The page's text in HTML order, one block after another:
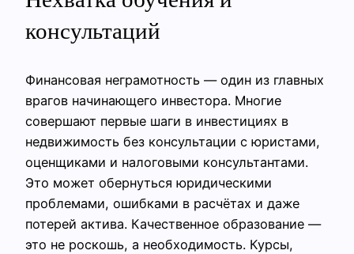
консультаций
Финансовая неграмотность — один из главных
врагов начинающего инвестора. Многие
совершают первые шаги в инвестициях в
недвижимость без консультации с юристами,
оценщиками и налоговыми консультантами.
Это может обернуться юридическими
проблемами, ошибками в расчётах и даже
потерей актива. Качественное образование —
это не роскошь, а необходимость. Курсы,